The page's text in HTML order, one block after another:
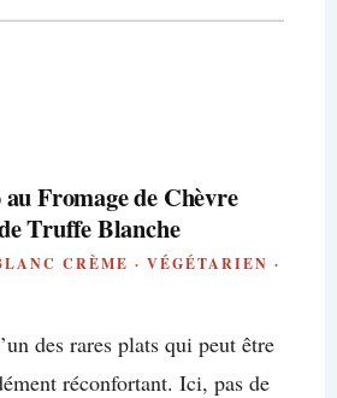
Fromage de Chèvre
Truffe Blanche
CRÈME · VÉGÉTARIEN ·
des rares plats qui peut être
réconfortant. Ici, pas de